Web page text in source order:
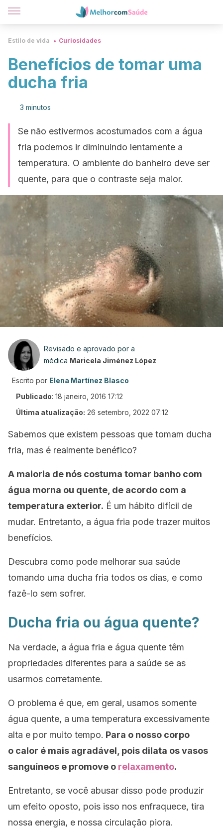
Estilo de vida Curiosidades
Benefícios de tomar uma
ducha fria
3 minutos
Se não estivermos acostumados com a água
fria podemos ir diminuindo lentamente a
temperatura. O ambiente do banheiro deve ser
quente, para que o contraste seja maior.
Revisado e aprovado por a
médica Maricela Jiménez López
Escrito por Elena Martínez Blasco
Publicado: 18 janeiro, 2016 17:12
Última atualização: 26 setembro, 2022 07:12
Sabemos que existem pessoas que tomam ducha
fria, mas é realmente benéfico?
A maioria de nós costuma tomar banho com
água morna ou quente, de acordo com a
temperatura exterior. É um hábito difícil de
mudar. Entretanto, a água fria pode trazer muitos
benefícios.
Descubra como pode melhorar sua saúde
tomando uma ducha fria todos os dias, e como
fazê-lo sem sofrer.
Ducha fria ou água quente?
Na verdade, a água fria e água quente têm
propriedades diferentes para a saúde se as
usarmos corretamente.
O problema é que, em geral, usamos somente
água quente, a uma temperatura excessivamente
alta e por muito tempo. Para o nosso corpo
o calor é mais agradável, pois dilata os vasos
sanguíneos e promove o relaxamento.
Entretanto, se você abusar disso pode produzir
um efeito oposto, pois isso nos enfraquece, tira
nossa energia, e nossa circulação piora.